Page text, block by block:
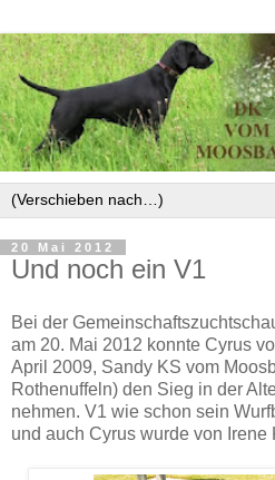
20 Mai 2012
Und noch ein V1
Bei der
am 20. Mai 2012 konnte Cyrus
April 2009, Sandy KS vom
Rothenuffeln) den Sieg in der
nehmen. V1 wie schon sein
und auch Cyrus wurde von Irene